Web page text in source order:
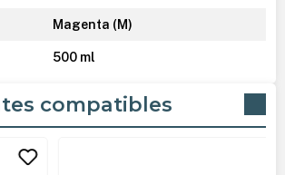
Magenta (M)
500 ml
compatibles